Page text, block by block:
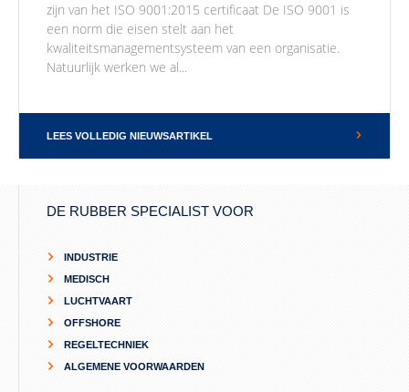
zijn van het ISO 9001:2015 certificaat De ISO 9001 is
een norm die eisen stelt aan het
kwaliteitsmanagementsysteem van een organisatie.
Natuurlijk werken we al...
LEES VOLLEDIG NIEUWSARTIKEL
DE RUBBER SPECIALIST VOOR
INDUSTRIE
MEDISCH
LUCHTVAART
OFFSHORE
REGELTECHNIEK
ALGEMENE VOORWAARDEN